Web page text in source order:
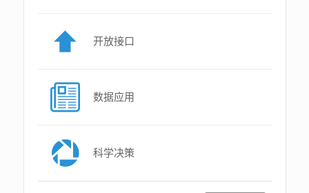
开放接口
数据应用
科学决策